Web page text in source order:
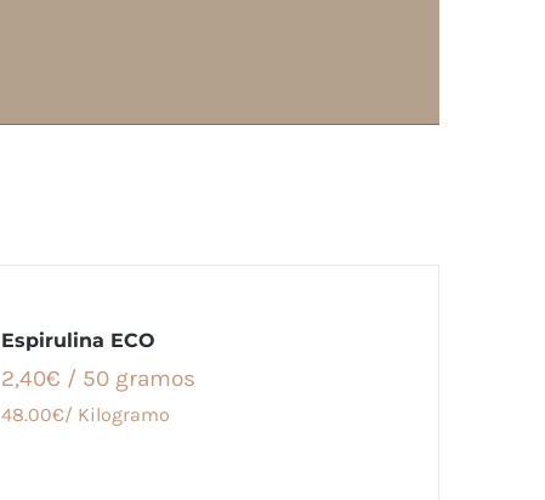
Espirulina ECO
2,40€ / 50 gramos
48.00€/ Kilogramo